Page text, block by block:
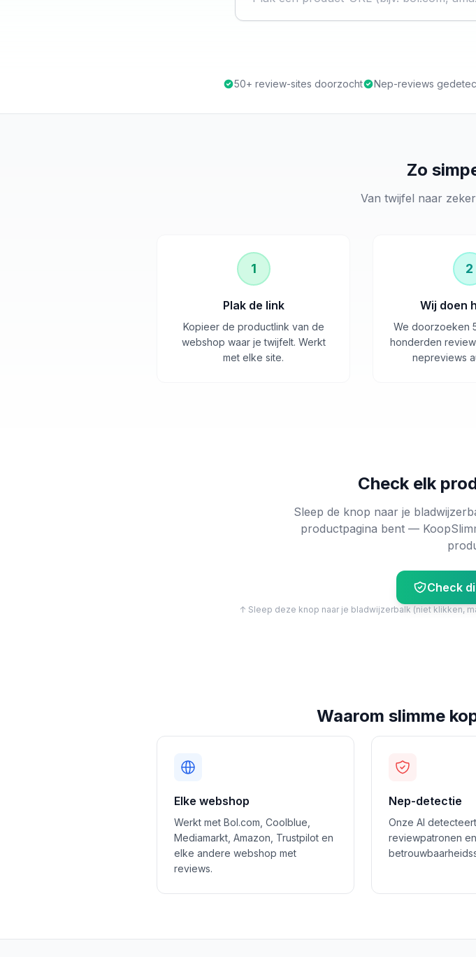
50+ review-sites doorzocht Nep-reviews
Zo
Van twijfel naar
1
Plak de link
Kopieer de productlink van de
webshop waar je twijfelt. Werkt
met elke site.
2
Wij doen
We doorzoeken
honderden
nepreviews
Check elk
Sleep de knop naar je
productpagina bent —
Check
↑ Sleep deze knop naar je bladwijzerbalk (niet klikken,
Waarom slimme
Elke webshop
Werkt met Bol.com, Coolblue,
Mediamarkt, Amazon, Trustpilot en
elke andere webshop met
reviews.
Nep-detectie
Onze AI
reviewpatronen